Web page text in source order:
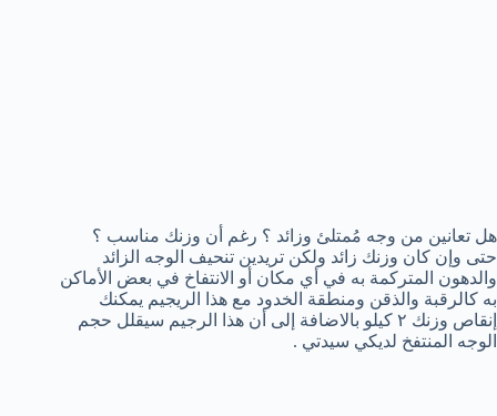
هل تعانين من وجه مُمتلئ وزائد ؟ رغم أن وزنك مناسب ؟
حتى وإن كان وزنك زائد ولكن تريدين تنحيف الوجه الزائد
والدهون المتركمة به في أي مكان أو الانتفاخ في بعض الأماكن
به كالرقبة والذقن ومنطقة الخدود مع هذا الريجيم يمكنك
إنقاص وزنك ٢ كيلو بالاضافة إلى أن هذا الرجيم سيقلل حجم
الوجه المنتفخ لديكي سيدتي .